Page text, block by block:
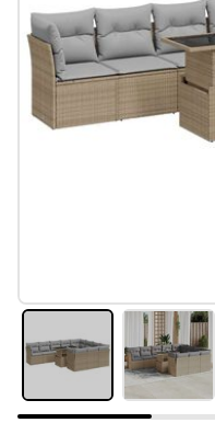
#sharemevidaxl